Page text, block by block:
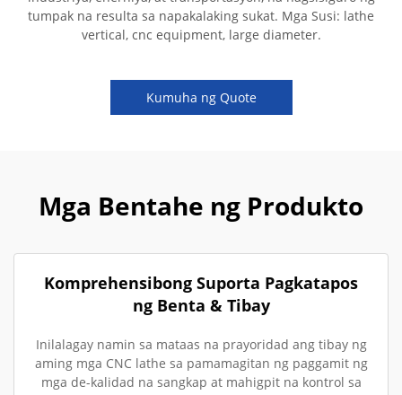
tumpak na resulta sa napakalaking sukat. Mga Susi: lathe
vertical, cnc equipment, large diameter.
Kumuha ng Quote
Mga Bentahe ng Produkto
Komprehensibong Suporta Pagkatapos
ng Benta & Tibay
Inilalagay namin sa mataas na prayoridad ang tibay ng
aming mga CNC lathe sa pamamagitan ng paggamit ng
mga de-kalidad na sangkap at mahigpit na kontrol sa